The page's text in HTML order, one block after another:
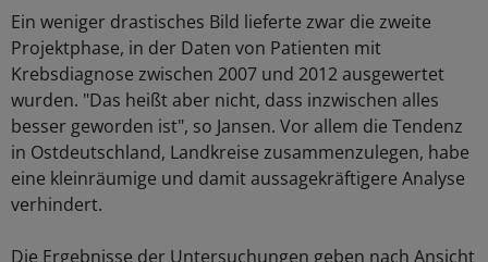
Ein weniger drastisches Bild lieferte zwar die zweite
Projektphase, in der Daten von Patienten mit
Krebsdiagnose zwischen 2007 und 2012 ausgewertet
wurden. "Das heißt aber nicht, dass inzwischen alles
besser geworden ist", so Jansen. Vor allem die Tendenz
in Ostdeutschland, Landkreise zusammenzulegen, habe
eine kleinräumige und damit aussagekräftigere Analyse
verhindert.
Die Ergebnisse der Untersuchungen geben nach Ansicht